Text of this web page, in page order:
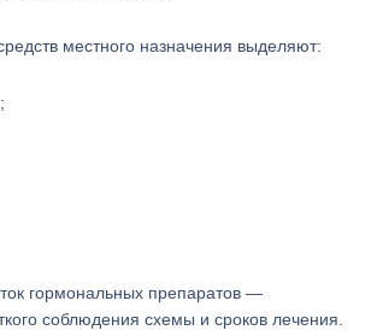
местного назначения выделяют:
гормональных препаратов —
соблюдения схемы и сроков лечения.